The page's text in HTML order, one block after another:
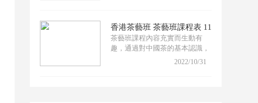
香港茶藝班 茶藝班課程表 11
月份
茶藝班課程內容充實而生動有
趣，通過對中國茶的基本認識，
配以適合的茶具及沖泡技巧，
2022/10/31